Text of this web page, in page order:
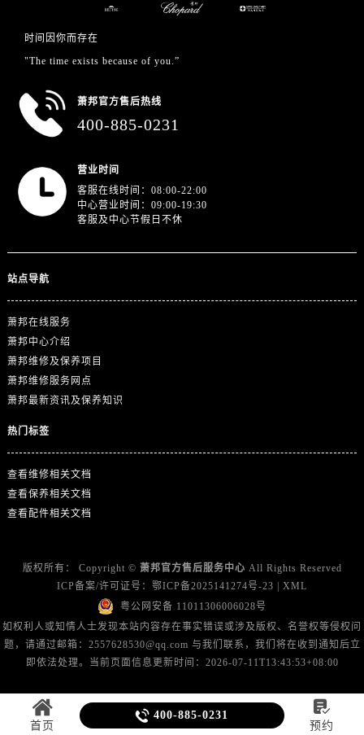
上海市黄浦区南京东路299号宏伊国际广场写字楼8层806室萧邦售后服务中心（需提前预约）
上海市徐汇区虹桥路3号港汇中心2座37层3705室萧邦售后服务中心（需提前预约）
浙江省湖州市吴兴区劳动路萧邦售后服务中心（需提前预约）
浙江省嘉兴市南湖区广益路705号嘉兴世界贸易中心A座13层1304室萧邦售后服务中心（需提前预约）
时间因你而存在
"The time exists because of you.”
萧邦官方售后热线
400-885-0231
营业时间
客服在线时间：08:00-22:00
中心营业时间：09:00-19:30
客服及中心节假日不休
站点导航
萧邦在线服务
萧邦中心介绍
萧邦维修及保养项目
萧邦维修服务网点
萧邦最新资讯及保养知识
热门标签
查看维修相关文档
查看保养相关文档
查看配件相关文档
版权所有： Copyright © 萧邦官方售后服务中心 All Rights Reserved
ICP备案/许可证号： 鄂ICP备2025141274号-23 | XML
粤公网安备 11011306006028号
如权利人或知情人士发现本站内容存在事实错误或涉及版权、名誉权等侵权问
题，请通过邮箱：2557628530@qq.com 与我们联系，我们将在收到通知后立
即依法处理。当前页面信息更新时间：2026-07-11T13:43:53+08:00
首页
 400-885-0231 
预约